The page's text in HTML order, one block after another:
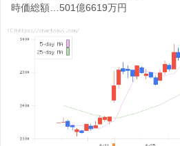
時価総額…501億6619万円